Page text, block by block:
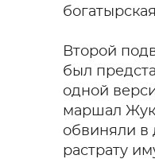
Второй
был
одной
маршал
обвиняли в
растрату